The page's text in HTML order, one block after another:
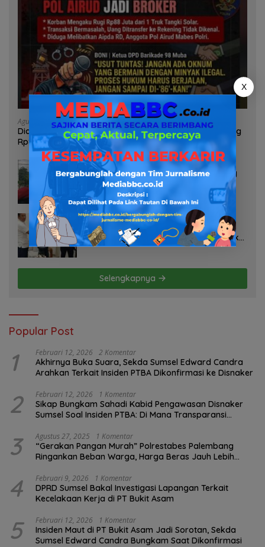
Agustus 6, 2026
Diduga Oknum Pol Airud Jadi Broker Minyak Ilegal, Uang
Rp88 Juta Milik Toke Muba Hilang Tanpa Jejak
Agustus 6, 2026
Soroti Dugaan Pelanggaran Tambang
PT BSPC, Koalisi Aktivis Sumsel Beri
Tenggat 1 Minggu ke Pemerintah
Agustus 5, 2026
ABS Bongkar Sekandal Aset Muba! 29
Kendaraan Dinas Bernilai Milyaran Tak
Jelas Tanpa Jejak
Selengkapnya
Popular Post
1 Februari 12, 2026 2 Komentar
Akhirnya Buka Suara, Sekda Sumsel Edward Candra
Arahkan Terkait Insiden PTBA Dikonfirmasi ke Disnaker
2 Februari 12, 2026 1 Komentar
Sikap Bungkam Sahadi Kabid Pengawasan Disnaker
Sumsel Soal Insiden PTBA: Di Mana Transparansi
3 Agustus 27, 2025 1 Komentar
“Gerakan Pangan Murah” Polrestabes Palembang
Ringankan Beban Warga, Harga Beras Jauh Lebih
4 Februari 9, 2026 1 Komentar
DPRD Sumsel Bakal Investigasi Lapangan Terkait
Kecelakaan Kerja di PT Bukit Asam
5 Februari 12, 2026 1 Komentar
Insiden Maut di PT Bukit Asam Jadi Sorotan, Sekda
Sumsel Edward Candra Bungkam Saat Dikonfirmasi
X